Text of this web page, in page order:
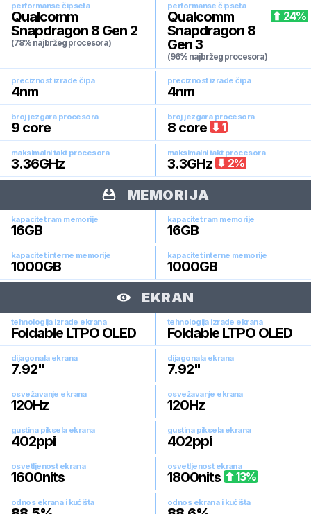
performanse čipseta
Qualcomm
Snapdragon 8 Gen 2
(78% najbržeg procesora)
performanse čipseta
Qualcomm
Snapdragon 8
Gen 3
(96% najbržeg procesora)
24%
preciznost izrade čipa
4nm
preciznost izrade čipa
4nm
broj jezgara procesora
9 core
broj jezgara procesora
8 core 1
maksimalni takt procesora
3.36GHz
maksimalni takt procesora
3.3GHz 2%
MEMORIJA
kapacitet ram memorije
16GB
kapacitet ram memorije
16GB
kapacitet interne memorije
1000GB
kapacitet interne memorije
1000GB
EKRAN
tehnologija izrade ekrana
Foldable LTPO OLED
tehnologija izrade ekrana
Foldable LTPO OLED
dijagonala ekrana
7.92"
dijagonala ekrana
7.92"
osvežavanje ekrana
120Hz
osvežavanje ekrana
120Hz
gustina piksela ekrana
402ppi
gustina piksela ekrana
402ppi
osvetljenost ekrana
1600nits
osvetljenost ekrana
1800nits 13%
odnos ekrana i kućišta odnos ekrana i kućišta